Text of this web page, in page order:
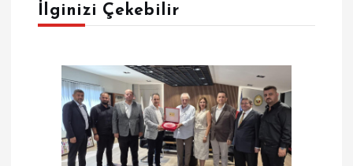
eİlginizi Çekebilir